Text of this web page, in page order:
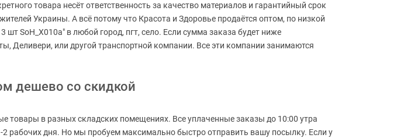
товара несёт ответственность за качество материалов и гарантийный срок
Украины. А всё потому что Красота и Здоровье продаётся оптом, по низкой
SoH_X010a" в любой город, пгт, село. Если сумма заказа будет ниже
Деливери, или другой транспортной компании. Все эти компании занимаются
дешево со скидкой
товары в разных складских помещениях. Все уплаченные заказы до 10:00 утра
рабочих дня. Но мы пробуем максимально быстро отправить вашу посылку. Если у